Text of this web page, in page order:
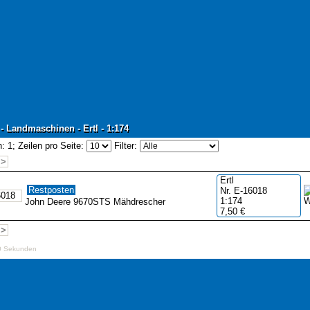
Landmaschinen - Ertl - 1:174
Landmaschinen - Ertl - 1:174
1; Zeilen pro Seite:
Filter:
Restposten
John Deere 9670STS Mähdrescher
Ertl
Nr. E-16018
1:174
7,50 €
Sekunden